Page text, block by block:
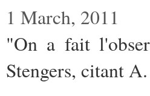
1 March, 2011
"On a fait
Stengers, citant